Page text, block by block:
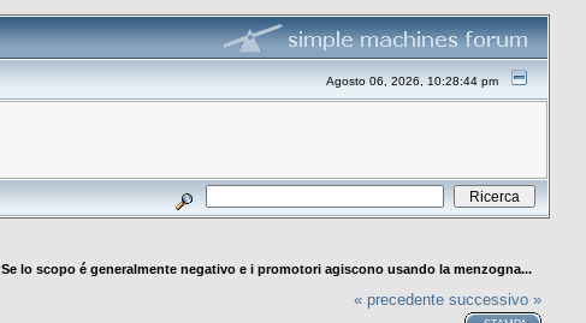
Agosto 06, 2026, 10:28:44 pm
Se lo scopo é generalmente negativo e i promotori agiscono usando la menzogna...
« precedente successivo »